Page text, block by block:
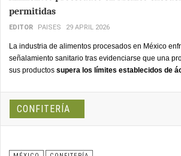
permitidas
EDITOR PAISES 29 APRIL 2026
La industria de alimentos procesados en México
señalamiento sanitario tras evidenciarse que una
sus productos supera los límites establecidos de
cardiovasculares, diabetes tipo 2 y alteraciones en
CONFITERÍA